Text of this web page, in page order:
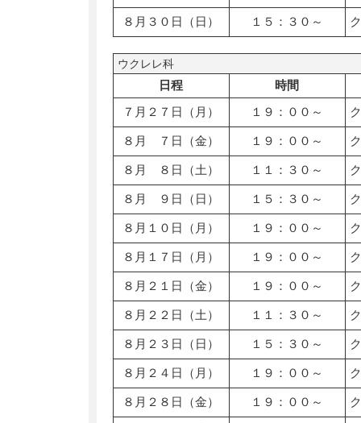
８月３０日（日） １５：３０～
ウクレレ科
日程
時間
７月２７日（月）
１９：００～
８月 ７日（金） １９：００～
８月 ８日（土） １１：３０～
８月 ９日（日） １５：３０～
８月１０日（月） １９：００～
８月１７日（月） １９：００～
８月２１日（金） １９：００～
８月２２日（土） １１：３０～
８月２３日（日） １５：３０～
８月２４日（月） １９：００～
８月２８日（金） １９：００～